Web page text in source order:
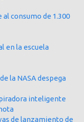
consumo de 1.300
en la escuela
la NASA despega
inteligente
de lanzamiento de